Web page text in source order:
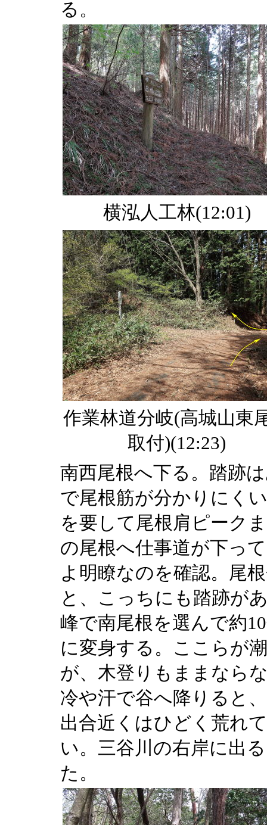
る。
横泓人工林(12:01)
作業林道分岐(高城山東
取付)(12:23)
南西尾根へ下る。踏跡
で尾根筋が分かりにく
を要して尾根肩ピーク
の尾根へ仕事道が下っ
よ明瞭なのを確認。尾
と、こっちにも踏跡が
峰で南尾根を選んで約
に変身する。ここらが
が、木登りもままなら
冷や汗で谷へ降りると
出合近くはひどく荒れ
い。三谷川の右岸に出
た。